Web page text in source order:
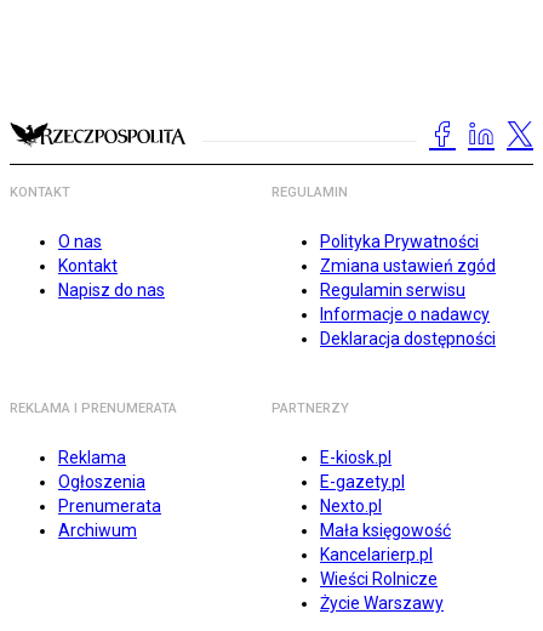
KONTAKT
O nas
Kontakt
Napisz do nas
REGULAMIN
Polityka Prywatności
Zmiana ustawień zgód
Regulamin serwisu
Informacje o nadawcy
Deklaracja dostępności
REKLAMA I PRENUMERATA
Reklama
Ogłoszenia
Prenumerata
Archiwum
PARTNERZY
E-kiosk.pl
E-gazety.pl
Nexto.pl
Mała księgowość
Kancelarierp.pl
Wieści Rolnicze
Życie Warszawy